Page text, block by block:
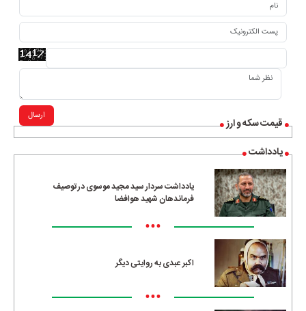
قیمت سکه و ارز
یادداشت
یادداشت سردار سید مجید موسوی در توصیف
فرماندهان شهید هوافضا
•••
اکبر عبدی به روایتی دیگر
•••
ارسال